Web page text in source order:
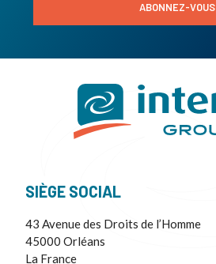
ABONNEZ-VOUS
SIÈGE SOCIAL
43 Avenue des Droits de l’Homme
45000 Orléans
La France